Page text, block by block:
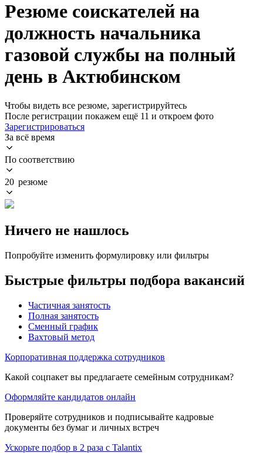
Резюме соискателей на
должность начальника
газовой службы на полный
день в Актюбинском
Чтобы видеть все резюме, зарегистрируйтесь
После регистрации покажем ещё 11 и откроем фото
Зарегистрироваться
За всё время
По соответствию
20 резюме
Ничего не нашлось
Попробуйте изменить формулировку или фильтры
Быстрые фильтры подбора вакансий
Частичная занятость
Полная занятость
Сменный график
Вахтовый метод
Корпоративная поддержка сотрудников
Какой соцпакет вы предлагаете семейным сотрудникам?
Оформляйте кандидатов онлайн
Проверяйте сотрудников и подписывайте кадровые
документы без бумаг и личных встреч
Ускорьте подбор в 2 раза с Talantix